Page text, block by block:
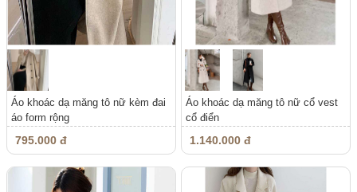
Áo khoác dạ măng tô nữ kèm đai
áo form rộng
795.000 đ
Áo khoác dạ măng tô nữ cổ vest
cổ điển
1.140.000 đ